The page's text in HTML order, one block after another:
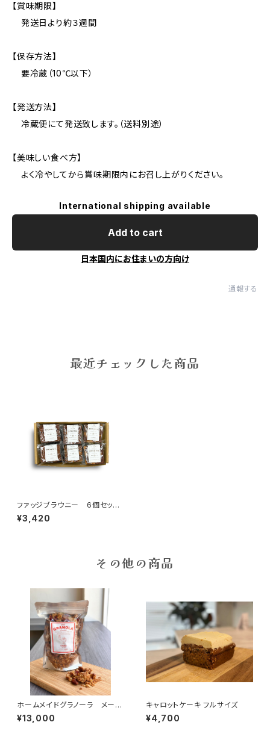
【賞味期限】
発送日より約３週間
【保存方法】
要冷蔵（10℃以下）
【発送方法】
冷蔵便にて発送致します。（送料別途）
【美味しい食べ方】
よく冷やしてから賞味期限内にお召し上がりください。
International shipping available
Add to cart
日本国内にお住まいの方向け
通報する
最近チェックした商品
ファッジブラウニー 6個セッ
ト アソート ボックス入
¥3,420
その他の商品
ホームメイドグラノーラ メープ
ル 10個セット
¥13,000
キャロットケーキ フルサイズ
¥4,700